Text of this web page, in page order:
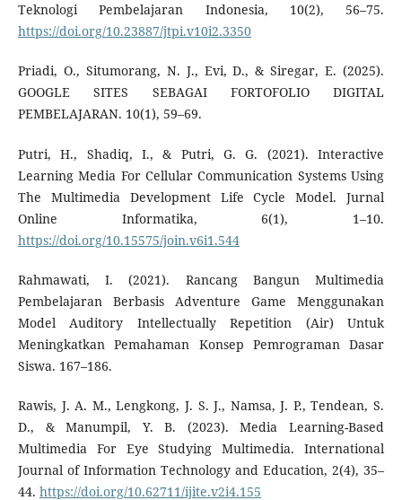
Teknologi Pembelajaran Indonesia, 10(2), 56–75.
https://doi.org/10.23887/jtpi.v10i2.3350
Priadi, O., Situmorang, N. J., Evi, D., & Siregar, E. (2025).
GOOGLE SITES SEBAGAI FORTOFOLIO DIGITAL
PEMBELAJARAN. 10(1), 59–69.
Putri, H., Shadiq, I., & Putri, G. G. (2021). Interactive
Learning Media For Cellular Communication Systems Using
The Multimedia Development Life Cycle Model. Jurnal
Online Informatika, 6(1), 1–10.
https://doi.org/10.15575/join.v6i1.544
Rahmawati, I. (2021). Rancang Bangun Multimedia
Pembelajaran Berbasis Adventure Game Menggunakan
Model Auditory Intellectually Repetition (Air) Untuk
Meningkatkan Pemahaman Konsep Pemrograman Dasar
Siswa. 167–186.
Rawis, J. A. M., Lengkong, J. S. J., Namsa, J. P., Tendean, S.
D., & Manumpil, Y. B. (2023). Media Learning-Based
Multimedia For Eye Studying Multimedia. International
Journal of Information Technology and Education, 2(4), 35–
44. https://doi.org/10.62711/ijite.v2i4.155